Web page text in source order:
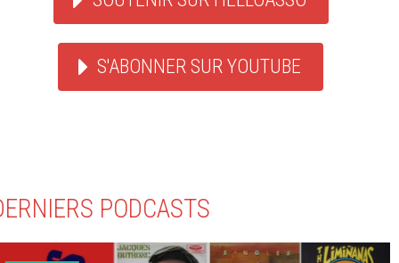
S'ABONNER SUR YOUTUBE
PODCASTS